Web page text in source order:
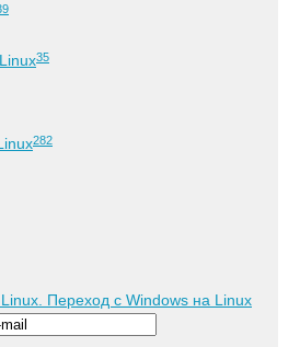
35
282
Переход с Windows на Linux